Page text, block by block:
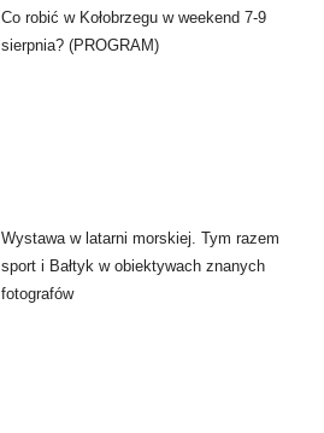
Co robić w Kołobrzegu w weekend 7-9
sierpnia? (PROGRAM)
Wystawa w latarni morskiej. Tym razem
sport i Bałtyk w obiektywach znanych
fotografów